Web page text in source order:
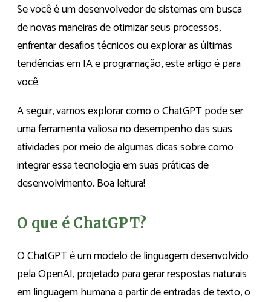
Se você é um desenvolvedor de sistemas em busca
de novas maneiras de otimizar seus processos,
enfrentar desafios técnicos ou explorar as últimas
tendências em IA e programação, este artigo é para
você.
A seguir, vamos explorar como o ChatGPT pode ser
uma ferramenta valiosa no desempenho das suas
atividades por meio de algumas dicas sobre como
integrar essa tecnologia em suas práticas de
desenvolvimento. Boa leitura!
O que é ChatGPT?
O ChatGPT é um modelo de linguagem desenvolvido
pela OpenAI, projetado para gerar respostas naturais
em linguagem humana a partir de entradas de texto, o